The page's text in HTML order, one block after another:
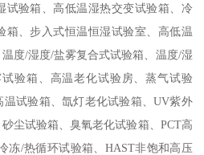
试验箱、高低温湿热交变试验箱、冷
箱、步入式恒温恒湿试验室、高低温
度/湿度/盐雾复合式试验箱、温度/湿
验箱、高温老化试验房、蒸气试验
试验箱、氙灯老化试验箱、UV紫外
尘试验箱、臭氧老化试验箱、PCT高
冻/热循环试验箱、HAST非饱和高压